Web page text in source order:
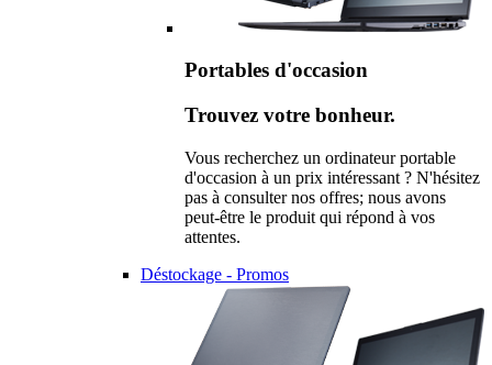
Portables d'occasion
Trouvez votre bonheur.
Vous recherchez un ordinateur portable
d'occasion à un prix intéressant ? N'hésitez
pas à consulter nos offres; nous avons
peut-être le produit qui répond à vos
attentes.
Déstockage - Promos